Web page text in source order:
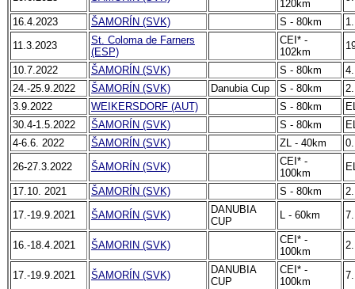
120km
16.4.2023 ŠAMORÍN (SVK) S - 80km
1.
11.3.2023
St. Coloma de Farners
(ESP)
CEI* -
102km
10.7.2022 ŠAMORÍN (SVK) S - 80km
4.
24.-25.9.2022
ŠAMORÍN (SVK) Danubia Cup S - 80km
2.
3.9.2022
WEIKERSDORF (AUT) S - 80km
30.4-1.5.2022
ŠAMORÍN (SVK) S - 80km
4-6.6. 2022
ŠAMORÍN (SVK) ZL - 40km
0.
26-27.3.2022
ŠAMORÍN (SVK)
CEI* -
100km
17.10. 2021 ŠAMORÍN (SVK) S - 80km
2.
17.-19.9.2021
ŠAMORÍN (SVK)
DANUBIA
CUP
L - 60km 7.
16.-18.4.2021 ŠAMORIN (SVK)
CEI* -
100km
2.
17.-19.9.2021 ŠAMORÍN (SVK)
DANUBIA
CUP
CEI* -
100km
7.